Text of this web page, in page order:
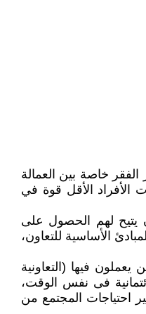
خاصة بين العمالة
الأفراد الأقل قوة في
يتيح لهم الحصول على
الأساسية للتعاون،
فيها (التعاونية
فى نفس الوقت،
احتياجات المجتمع من